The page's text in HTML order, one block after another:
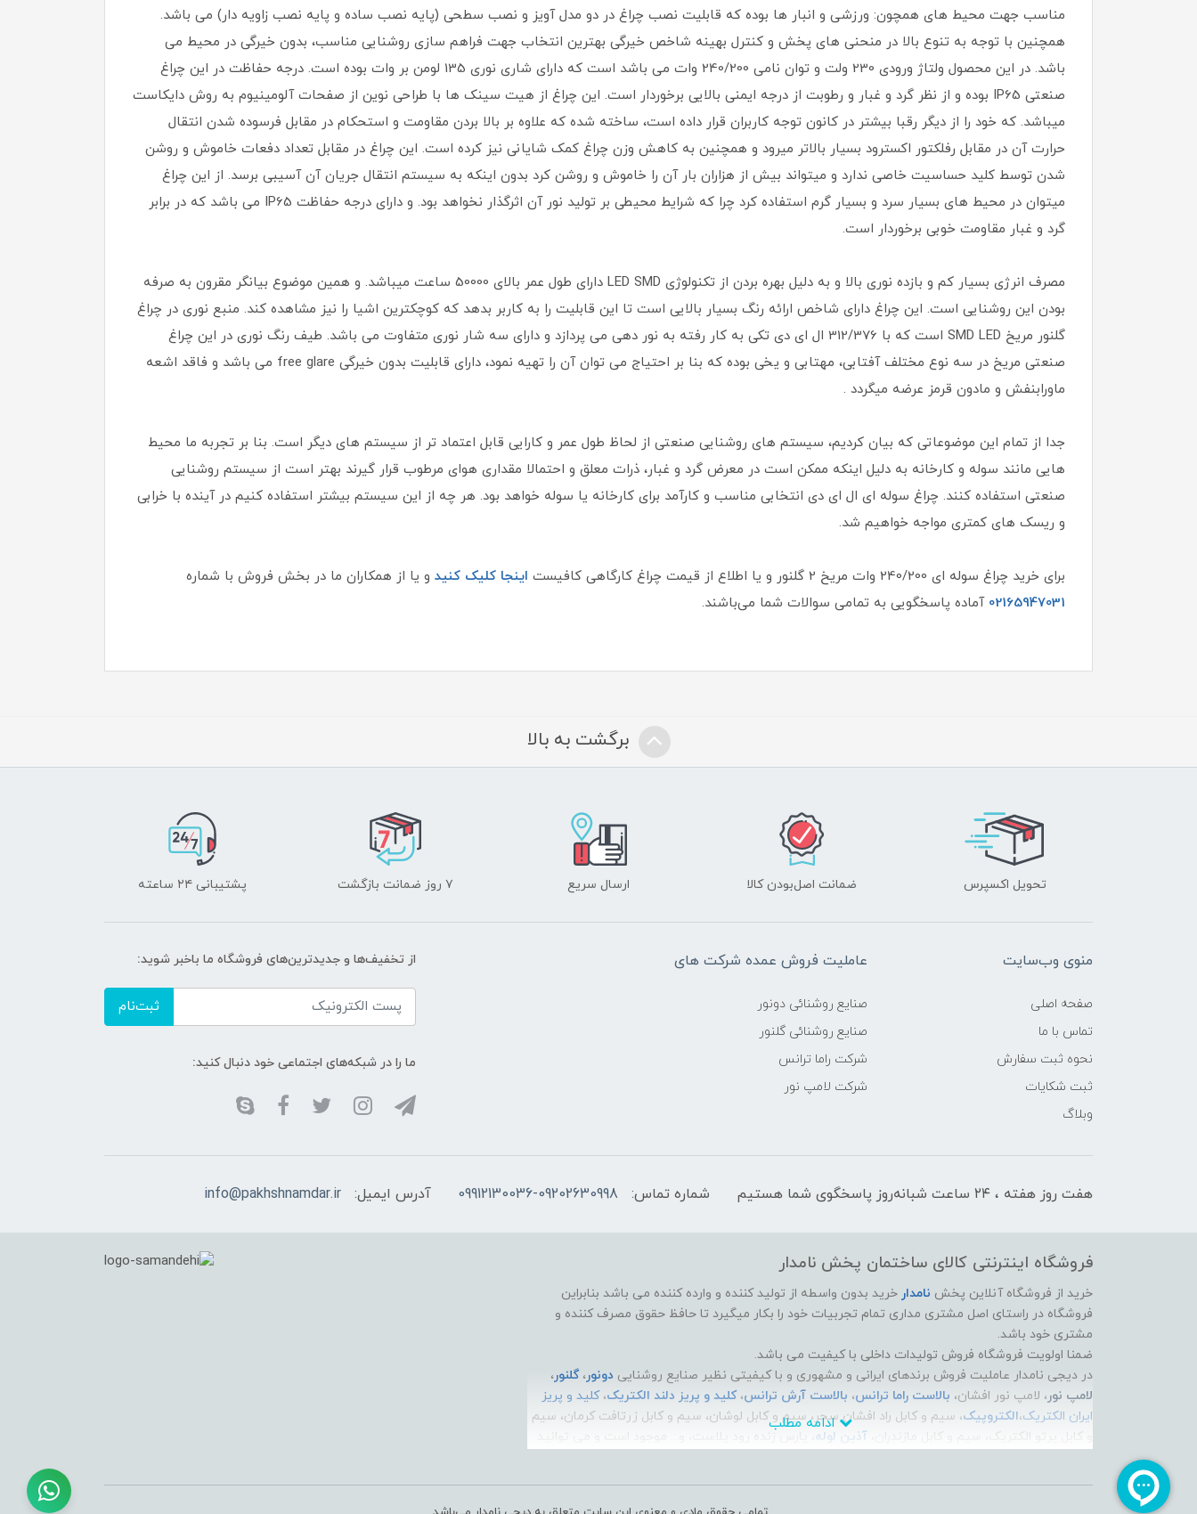
مناسب جهت محیط های همچون: ورزشی و انبار ها بوده که قابلیت نصب چراغ در دو مدل آویز و نصب سطحی (پایه نصب ساده و پایه نصب زاویه دار) می باشد.
همچنین با توجه به تنوع بالا در منحنی های پخش و کنترل بهینه شاخص خیرگی بهترین انتخاب جهت فراهم سازی روشنایی مناسب، بدون خیرگی در محیط می
باشد. در این محصول ولتاژ ورودی 230 ولت و توان نامی 240/200 وات می باشد است که دارای شاری نوری 135 لومن بر وات بوده است. درجه حفاظت در این چراغ
صنعتی IP65 بوده و از نظر گرد و غبار و رطوبت از درجه ایمنی بالایی برخوردار است. این چراغ از هیت سینک ها با طراحی نوین از صفحات آلومینیوم به روش دایکاست
میباشد. که خود را از دیگر رقبا بیشتر در کانون توجه کاربران قرار داده است، ساخته شده که علاوه بر بالا بردن مقاومت و استحکام در مقابل فرسوده شدن انتقال
حرارت آن در مقابل رفلکتور اکسترود بسیار بالاتر میرود و همچنین به کاهش وزن چراغ کمک شایانی نیز کرده است. این چراغ در مقابل تعداد دفعات خاموش و روشن
شدن توسط کلید حساسیت خاصی ندارد و میتواند بیش از هزاران بار آن را خاموش و روشن کرد بدون اینکه به سیستم انتقال جریان آن آسیبی برسد. از این چراغ
میتوان در محیط های بسیار سرد و بسیار گرم استفاده کرد چرا که شرایط محیطی بر تولید نور آن اثرگذار نخواهد بود. و دارای درجه حفاظت IP65 می باشد که در برابر
گرد و غبار مقاومت خوبی برخوردار است.
مصرف انرژی بسیار کم و بازده نوری بالا و به دلیل بهره بردن از تکنولوژی LED SMD دارای طول عمر بالای 50000 ساعت میباشد. و همین موضوع بیانگر مقرون به صرفه
بودن این روشنایی است. این چراغ دارای شاخص ارائه رنگ بسیار بالایی است تا این قابلیت را به کاربر بدهد که کوچکترین اشیا را نیز مشاهده کند. منبع نوری در چراغ
گلنور مریخ SMD LED است که با 312/376 ال ای دی تکی به کار رفته به نور دهی می پردازد و دارای سه شار نوری متفاوت می باشد. طیف رنگ نوری در این چراغ
صنعتی مریخ در سه نوع مختلف آفتابی، مهتابی و یخی بوده که بنا بر احتیاج می توان آن را تهیه نمود، دارای قابلیت بدون خیرگی free glare می باشد و فاقد اشعه
ماورابنفش و مادون قرمز عرضه میگردد .
جدا از تمام این موضوعاتی که بیان کردیم، سیستم های روشنایی صنعتی از لحاظ طول عمر و کارایی قابل اعتماد تر از سیستم های دیگر است. بنا بر تجربه ما محیط
هایی مانند سوله و کارخانه به دلیل اینکه ممکن است در معرض گرد و غبار، ذرات معلق و احتمالا مقداری هوای مرطوب قرار گیرند بهتر است از سیستم روشنایی
صنعتی استفاده کنند. چراغ سوله ای ال ای دی انتخابی مناسب و کارآمد برای کارخانه یا سوله خواهد بود. هر چه از این سیستم بیشتر استفاده کنیم در آینده با خرابی
و ریسک های کمتری مواجه خواهیم شد.
برای خرید چراغ سوله ای 240/200 وات مریخ 2 گلنور و یا اطلاع از قیمت چراغ کارگاهی کافیست اینجا کلیک کنید و یا از همکاران ما در بخش فروش با شماره
02165947031 آماده پاسخگویی به تمامی سوالات شما می‌باشند.
برگشت به بالا
تحویل اکسپرس ضمانت اصل‌بودن کالا ارسال سریع ۷ روز ضمانت بازگشت پشتیبانی ۲۴ ساعته
منوی وب‌سایت
صفحه اصلی
تماس با ما
نحوه ثبت سفارش
ثبت شکایات
وبلاگ
عاملیت فروش عمده شرکت های
صنایع روشنائی دونور
صنایع روشنائی گلنور
شرکت راما ترانس
شرکت لامپ نور
از تخفیف‌ها و جدیدترین‌های فروشگاه ما باخبر شوید:
ثبت‌نام
ما را در شبکه‌های اجتماعی خود دنبال کنید:
هفت روز هفته ، ۲۴ ساعت شبانه‌روز پاسخگوی شما هستیم شماره تماس: 09912130036-09202630998 آدرس ایمیل: info@pakhshnamdar.ir
فروشگاه اینترنتی کالای ساختمان پخش نامدار
خرید از فروشگاه آنلاین پخش نامدار خرید بدون واسطه از تولید کننده و وارده کننده می باشد بنابراین
فروشگاه در راستای اصل مشتری مداری تمام تجربیات خود را بکار میگیرد تا حافظ حقوق مصرف کننده و
مشتری خود باشد.
ضمنا اولویت فروشگاه فروش تولیدات داخلی با کیفیت می باشد.
در دیجی نامدار عاملیت فروش برندهای ایرانی و مشهوری و با کیفیتی نظیر صنایع روشنایی دونور، گلنور،
لامپ نور، لامپ نور افشان، بالاست راما ترانس، بالاست آرش ترانس،کلید و پریز دلند الکتریک،کلید و پریز
ایران الکتریک،الکتروپیک، سیم و کابل راد افشان سحر، سیم و کابل لوشان، سیم و کابل زرتافت کرمان، سیم
و کابل پرتو الکتریک، سیم و کابل مازندران، آذین لوله ، پارس زنده رود پلاست، و... موجود است و می توانید
ادامه مطلب